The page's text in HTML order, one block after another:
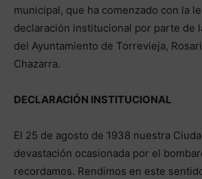
municipal, que ha comenzado con la
declaración institucional por parte de
del Ayuntamiento de Torrevieja,
Chazarra.
DECLARACIÓN INSTITUCIONAL
El 25 de agosto de 1938 nuestra
devastación ocasionada por el
recordamos. Rendimos en este